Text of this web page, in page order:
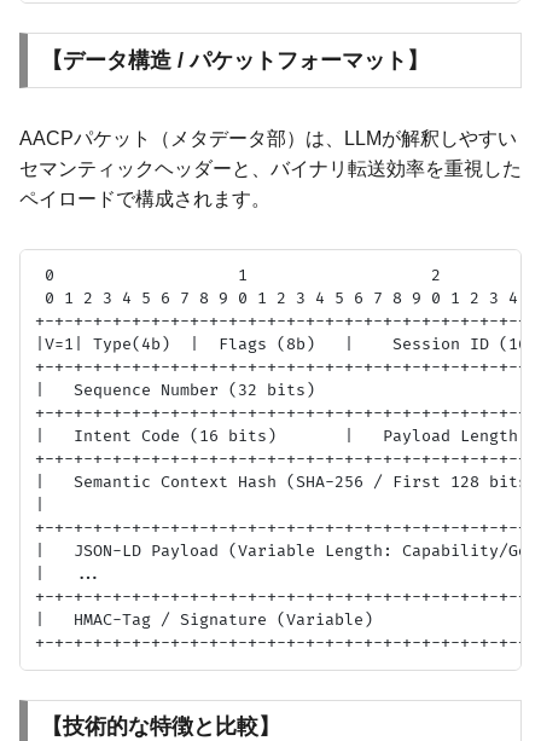
【データ構造 / パケットフォーマット】
AACPパケット（メタデータ部）は、LLMが解釈しやすい
セマンティックヘッダーと、バイナリ転送効率を重視した
ペイロードで構成されます。
0                   1                   2
0 1 2 3 4 5 6 7 8 9 0 1 2 3 4 5 6 7 8 9 0 1 2 3 4
+-+-+-+-+-+-+-+-+-+-+-+-+-+-+-+-+-+-+-+-+-+-+-+-+-
|V=1| Type(4b)  |  Flags (8b)   |    Session ID
+-+-+-+-+-+-+-+-+-+-+-+-+-+-+-+-+-+-+-+-+-+-+-+-+-
|   Sequence Number (32 bits)
+-+-+-+-+-+-+-+-+-+-+-+-+-+-+-+-+-+-+-+-+-+-+-+-+-
|   Intent Code (16 bits)       |   Payload Length
+-+-+-+-+-+-+-+-+-+-+-+-+-+-+-+-+-+-+-+-+-+-+-+-+-
|   Semantic Context Hash (SHA-256 / First 128
+-+-+-+-+-+-+-+-+-+-+-+-+-+-+-+-+-+-+-+-+-+-+-+-+-
|   JSON-LD Payload (Variable Length: Capability/
|   ...
+-+-+-+-+-+-+-+-+-+-+-+-+-+-+-+-+-+-+-+-+-+-+-+-+-
|   HMAC-Tag / Signature (Variable)
【技術的な特徴と比較】